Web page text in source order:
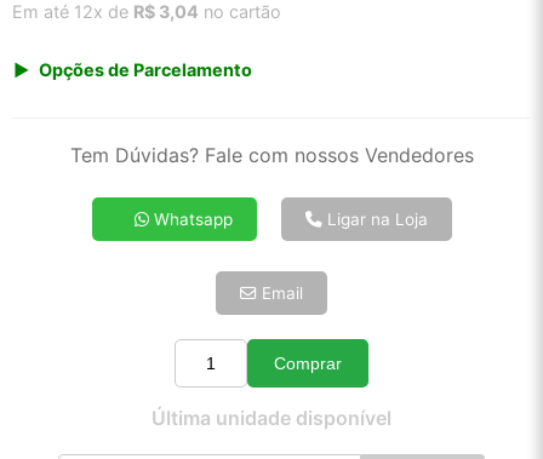
Em até 12x de R$ 3,04 no cartão
Opções de Parcelamento
2x de R$ 16,14
4x de R$ 8,31
5x de R$ 6,74
Tem Dúvidas? Fale com nossos Vendedores
Whatsapp Ligar na Loja
Email
Quantidade
Comprar
Última unidade disponível